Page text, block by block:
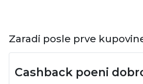
Zaradi posle prve
Cashback poeni